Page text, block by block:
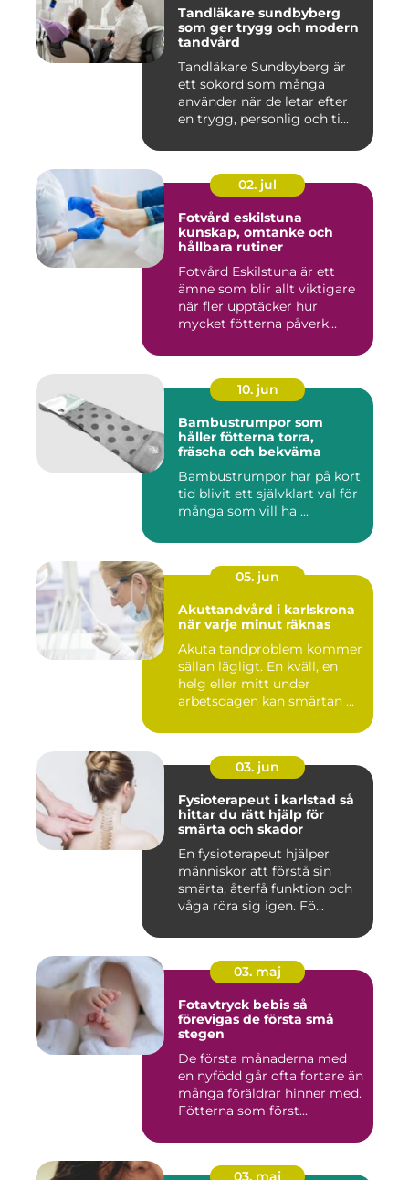
Tandläkare sundbyberg
som ger trygg och modern
tandvård
Tandläkare Sundbyberg är
ett sökord som många
använder när de letar efter
en trygg, personlig och ti...
02. jul
Fotvård eskilstuna
kunskap, omtanke och
hållbara rutiner
Fotvård Eskilstuna är ett
ämne som blir allt viktigare
när fler upptäcker hur
mycket fötterna påverk...
10. jun
Bambustrumpor som
håller fötterna torra,
fräscha och bekväma
Bambustrumpor har på kort
tid blivit ett självklart val för
många som vill ha ...
05. jun
Akuttandvård i karlskrona
när varje minut räknas
Akuta tandproblem kommer
sällan lägligt. En kväll, en
helg eller mitt under
arbetsdagen kan smärtan ...
03. jun
Fysioterapeut i karlstad så
hittar du rätt hjälp för
smärta och skador
En fysioterapeut hjälper
människor att förstå sin
smärta, återfå funktion och
våga röra sig igen. Fö...
03. maj
Fotavtryck bebis så
förevigas de första små
stegen
De första månaderna med
en nyfödd går ofta fortare än
många föräldrar hinner med.
Fötterna som först...
03. maj